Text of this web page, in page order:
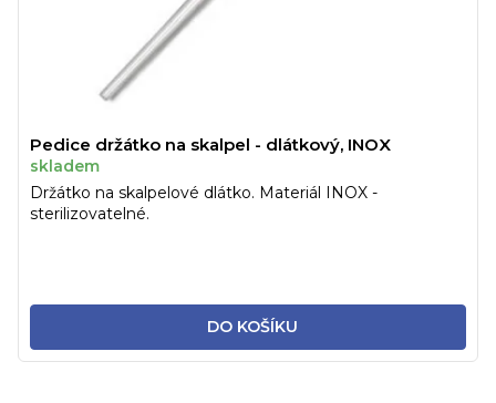
Pedice držátko na skalpel - dlátkový, INOX
skladem
DO KOŠÍKU
Držátko na skalpelové dlátko. Materiál INOX -
sterilizovatelné.